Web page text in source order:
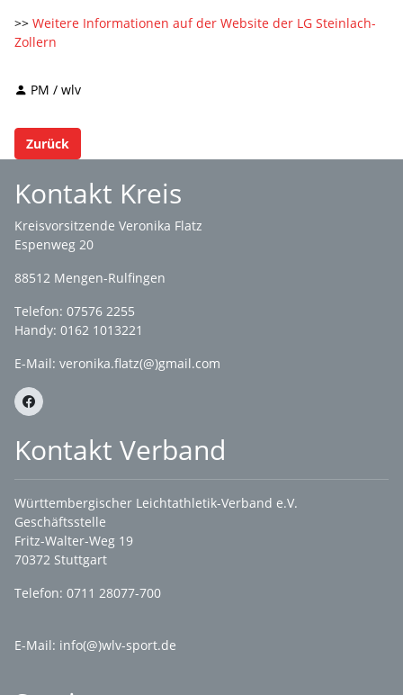
>> Weitere Informationen auf der Website der LG Steinlach-
Zollern
PM / wlv
Zurück
Kontakt Kreis
Kreisvorsitzende Veronika Flatz
Espenweg 20
88512 Mengen-Rulfingen
Telefon: 07576 2255
Handy: 0162 1013221
E-Mail: veronika.flatz(@)gmail.com
Kontakt Verband
Württembergischer Leichtathletik-Verband e.V.
Geschäftsstelle
Fritz-Walter-Weg 19
70372 Stuttgart
Telefon: 0711 28077-700
E-Mail: info(@)wlv-sport.de